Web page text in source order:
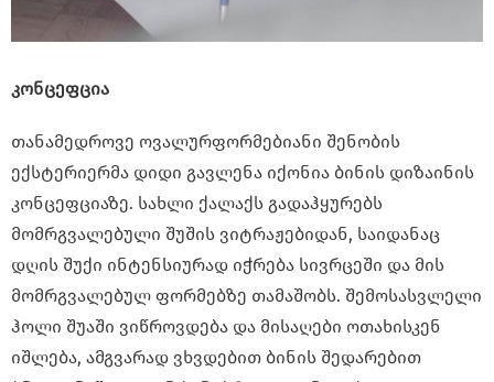
კონცეფცია
თანამედროვე ოვალურფორმებიანი შენობის
ექსტერიერმა დიდი გავლენა იქონია ბინის დიზაინის
კონცეფციაზე. სახლი ქალაქს გადაჰყურებს
მომრგვალებული შუშის ვიტრაჟებიდან, საიდანაც
დღის შუქი ინტენსიურად იჭრება სივრცეში და მის
მომრგვალებულ ფორმებზე თამაშობს. შემოსასვლელი
ჰოლი შუაში ვიწროვდება და მისაღები ოთახისკენ
იშლება, ამგვარად ვხვდებით ბინის შედარებით